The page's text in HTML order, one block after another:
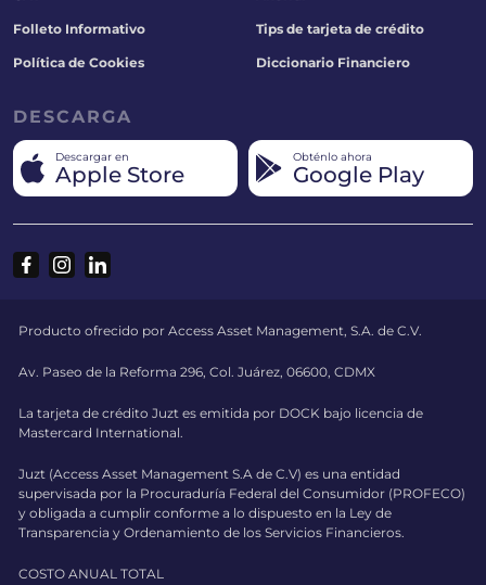
Folleto Informativo
Política de Cookies
Tips de tarjeta de crédito
Diccionario Financiero
DESCARGA
Descargar en
Apple Store
Obténlo ahora
Google Play
Producto ofrecido por Access Asset Management, S.A. de C.V.
Av. Paseo de la Reforma 296, Col. Juárez, 06600, CDMX
La tarjeta de crédito Juzt es emitida por DOCK bajo licencia de
Mastercard International.
Juzt (Access Asset Management S.A de C.V) es una entidad
supervisada por la Procuraduría Federal del Consumidor (PROFECO)
y obligada a cumplir conforme a lo dispuesto en la Ley de
Transparencia y Ordenamiento de los Servicios Financieros.
COSTO ANUAL TOTAL